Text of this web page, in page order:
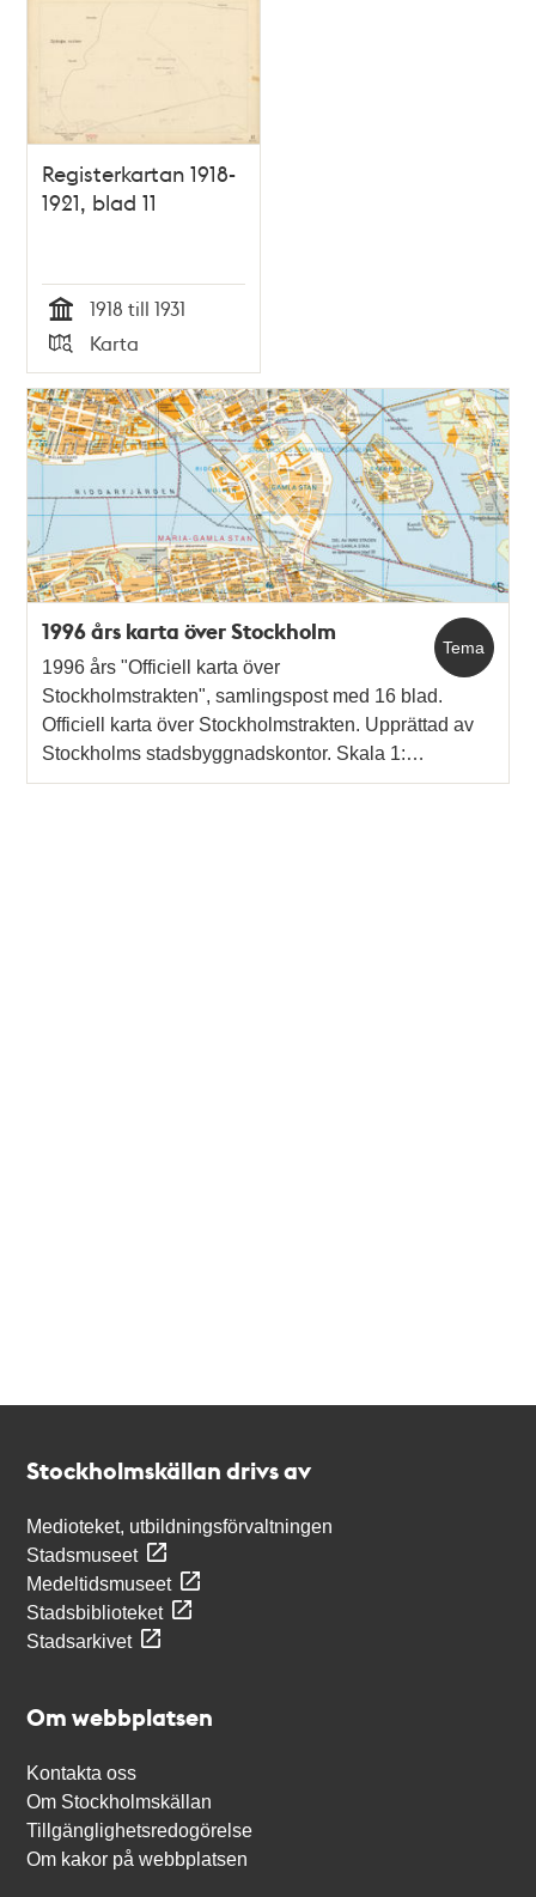
Registerkartan 1918-
1921, blad 11
Tid
1918 till 1931
Typ
Karta
Tema
1996 års karta över Stockholm
1996 års "Officiell karta över
Stockholmstrakten", samlingspost med 16 blad.
Officiell karta över Stockholmstrakten. Upprättad av
Stockholms stadsbyggnadskontor. Skala 1:…
Stockholmskällan drivs av
Medioteket, utbildningsförvaltningen
Stadsmuseet
Medeltidsmuseet
Stadsbiblioteket
Stadsarkivet
Om webbplatsen
Kontakta oss
Om Stockholmskällan
Tillgänglighetsredogörelse
Om kakor på webbplatsen